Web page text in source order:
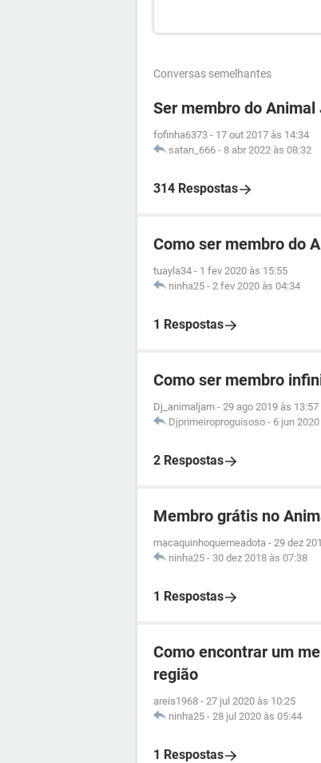
Conversas semelhantes
Ser membro do Animal
fofinha6373 - 17 out 2017 às 14:34
satan_666 - 8 abr 2022 às 08:32
314 Respostas
Como ser membro do
tuayla34 - 1 fev 2020 às 15:55
ninha25 - 2 fev 2020 às 04:34
1 Respostas
Como ser membro
Dj_animaljam - 29 ago 2019 às 13:57
Djprimeiroproguisoso - 6 jun
2 Respostas
Membro grátis no
macaquinhoquemeadota - 29 dez
ninha25 - 30 dez 2018 às 07:38
1 Respostas
Como encontrar um
região
areis1968 - 27 jul 2020 às 10:25
ninha25 - 28 jul 2020 às 05:44
1 Respostas